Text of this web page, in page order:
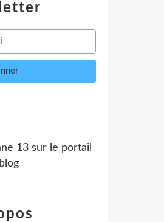
13 sur le portail